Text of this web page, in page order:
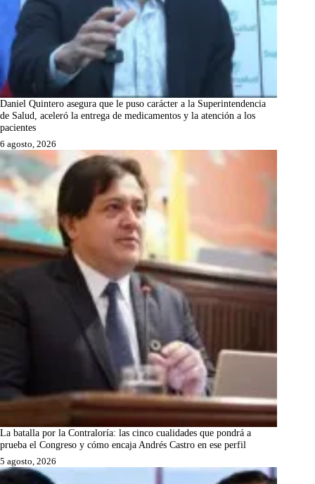
Daniel Quintero asegura que le puso carácter a la Superintendencia
de Salud, aceleró la entrega de medicamentos y la atención a los
pacientes
6 agosto, 2026
La batalla por la Contraloría: las cinco cualidades que pondrá a
prueba el Congreso y cómo encaja Andrés Castro en ese perfil
5 agosto, 2026